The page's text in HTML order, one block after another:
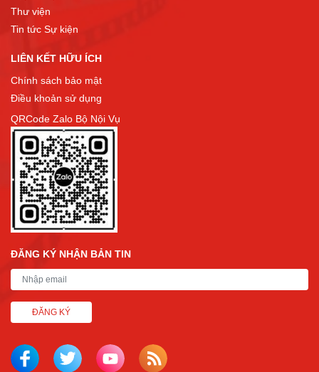
Thư viện
Tin tức Sự kiện
LIÊN KẾT HỮU ÍCH
Chính sách bảo mật
Điều khoản sử dụng
QRCode Zalo Bộ Nội Vụ
ĐĂNG KÝ NHẬN BẢN TIN
ĐĂNG KÝ